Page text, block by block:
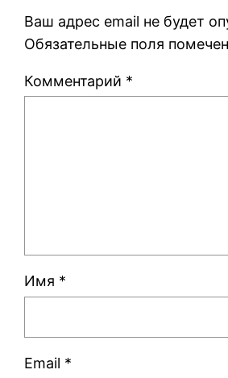
Ваш адрес email не будет
Обязательные поля
Комментарий *
Имя *
Email *